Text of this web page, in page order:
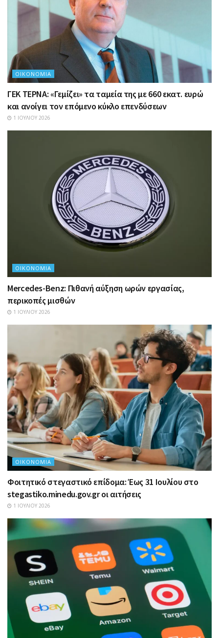
ΟΙΚΟΝΟΜΊΑ
ΓΕΚ ΤΕΡΝΑ: «Γεμίζει» τα ταμεία της με 660 εκατ. ευρώ
και ανοίγει τον επόμενο κύκλο επενδύσεων
1 ΙΟΥΛΊΟΥ 2026
ΟΙΚΟΝΟΜΊΑ
Mercedes-Benz: Πιθανή αύξηση ωρών εργασίας,
περικοπές μισθών
1 ΙΟΥΛΊΟΥ 2026
ΟΙΚΟΝΟΜΊΑ
Φοιτητικό στεγαστικό επίδομα: Έως 31 Ιουλίου στο
stegastiko.minedu.gov.gr οι αιτήσεις
1 ΙΟΥΛΊΟΥ 2026